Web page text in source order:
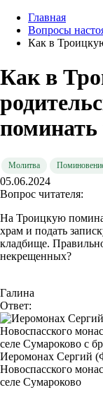
Главная
Вопросы
Как в
Как в
Молитва
05.06.2024
Вопрос читателя:
На Троицкую
храм и подать
кладбище.
некрещенных?
Галина
Ответ:
Иеромонах Сергий
Новоспасского
селе Сумароково